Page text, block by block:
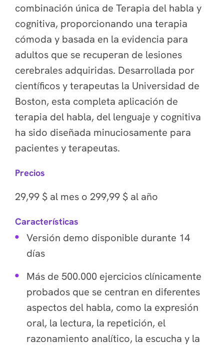
combinación única de Terapia del habla y
cognitiva, proporcionando una terapia
cómoda y basada en la evidencia para
adultos que se recuperan de lesiones
cerebrales adquiridas. Desarrollada por
científicos y terapeutas la Universidad de
Boston, esta completa aplicación de
terapia del habla, del lenguaje y cognitiva
ha sido diseñada minuciosamente para
pacientes y terapeutas.
Precios
29,99 $ al mes o 299,99 $ al año
Características
Versión demo disponible durante 14
días
Más de 500.000 ejercicios clínicamente
probados que se centran en diferentes
aspectos del habla, como la expresión
oral, la lectura, la repetición, el
razonamiento analítico, la escucha y la